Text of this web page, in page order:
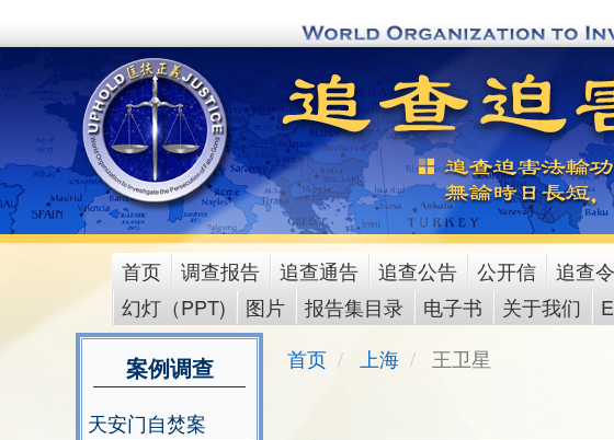
to
content
main
menu
首页 调查报告 追查通告 追查公告 公开信 追查令
幻灯（PPT)
图片 报告集目录 电子书 关于我们
案例调查
天安门自焚案
首页 上海 王卫星